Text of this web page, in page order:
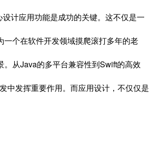
计应用功能是成功的关键。这不仅是一
个在软件开发领域摸爬滚打多年的老
从Java的多平台兼容性到Swift的高效
中发挥重要作用。而应用设计，不仅仅是